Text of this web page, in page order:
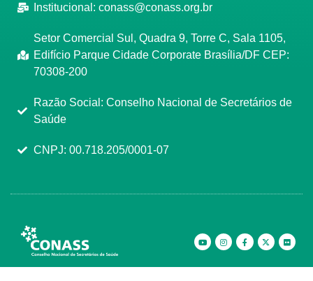
Institucional: conass@conass.org.br
Setor Comercial Sul, Quadra 9, Torre C, Sala 1105,
Edifício Parque Cidade Corporate Brasília/DF CEP:
70308-200
Razão Social: Conselho Nacional de Secretários de
Saúde
CNPJ: 00.718.205/0001-07